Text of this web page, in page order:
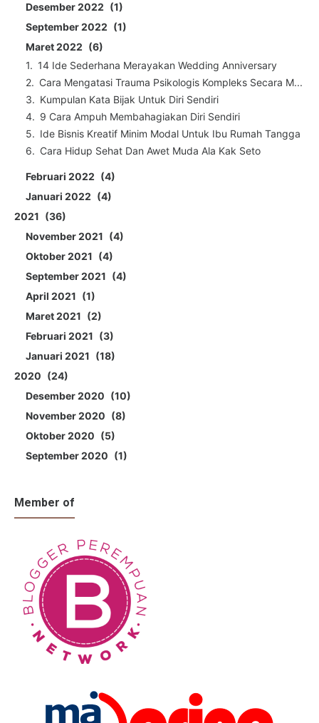
Desember 2022
1
September 2022
1
Maret 2022
6
14 Ide Sederhana Merayakan Wedding Anniversary
Cara Mengatasi Trauma Psikologis Kompleks Secara M...
Kumpulan Kata Bijak Untuk Diri Sendiri
9 Cara Ampuh Membahagiakan Diri Sendiri
Ide Bisnis Kreatif Minim Modal Untuk Ibu Rumah Tangga
Cara Hidup Sehat Dan Awet Muda Ala Kak Seto
Februari 2022
4
Januari 2022
4
2021
36
November 2021
4
Oktober 2021
4
September 2021
4
April 2021
1
Maret 2021
2
Februari 2021
3
Januari 2021
18
2020
24
Desember 2020
10
November 2020
8
Oktober 2020
5
September 2020
1
Member of